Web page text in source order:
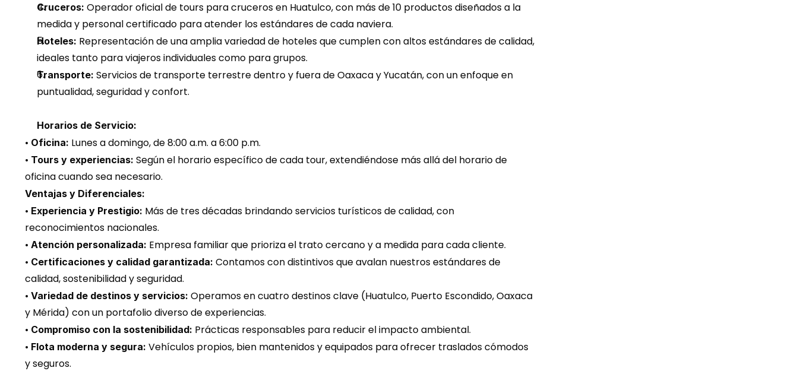
Cruceros: Operador oficial de tours para cruceros en Huatulco, con más de 10 productos diseñados a la
medida y personal certificado para atender los estándares de cada naviera.
Hoteles: Representación de una amplia variedad de hoteles que cumplen con altos estándares de calidad,
ideales tanto para viajeros individuales como para grupos.
Transporte: Servicios de transporte terrestre dentro y fuera de Oaxaca y Yucatán, con un enfoque en
puntualidad, seguridad y confort.
Horarios de Servicio:
• Oficina: Lunes a domingo, de 8:00 a.m. a 6:00 p.m.
• Tours y experiencias: Según el horario específico de cada tour, extendiéndose más allá del horario de
oficina cuando sea necesario.
Ventajas y Diferenciales:
• Experiencia y Prestigio: Más de tres décadas brindando servicios turísticos de calidad, con
reconocimientos nacionales.
• Atención personalizada: Empresa familiar que prioriza el trato cercano y a medida para cada cliente.
• Certificaciones y calidad garantizada: Contamos con distintivos que avalan nuestros estándares de
calidad, sostenibilidad y seguridad.
• Variedad de destinos y servicios: Operamos en cuatro destinos clave (Huatulco, Puerto Escondido, Oaxaca
y Mérida) con un portafolio diverso de experiencias.
• Compromiso con la sostenibilidad: Prácticas responsables para reducir el impacto ambiental.
• Flota moderna y segura: Vehículos propios, bien mantenidos y equipados para ofrecer traslados cómodos
y seguros.